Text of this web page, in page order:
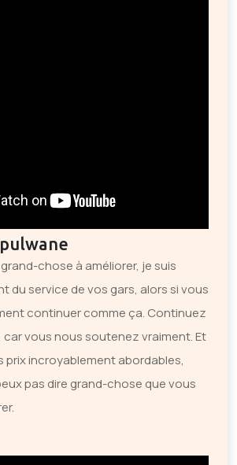
chose à améliorer, je suis
du service de vos gars, alors si vous
continuer comme ça. Continuez
car vous nous soutenez vraiment. Et
prix incroyablement abordables,
pas dire grand-chose que vous